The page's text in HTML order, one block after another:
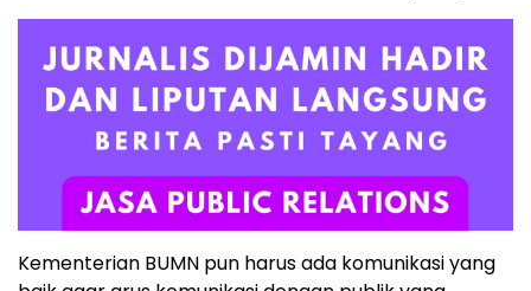
Kementerian BUMN pun harus ada komunikasi yang